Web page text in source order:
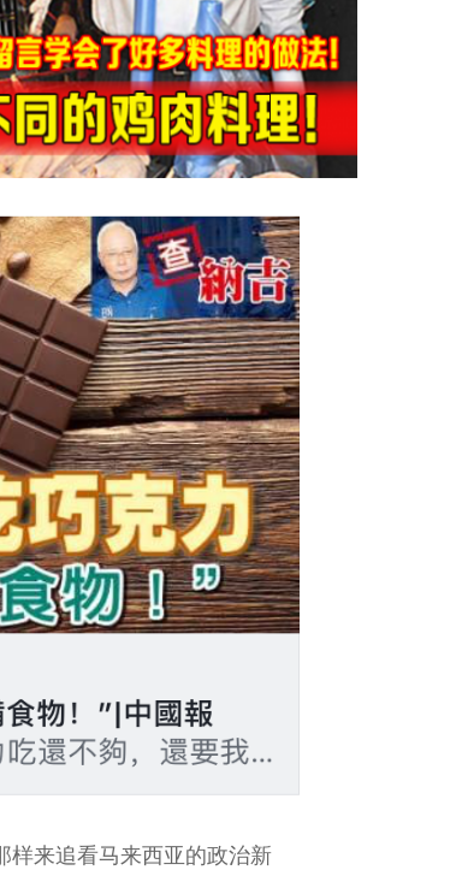
样来追看马来西亚的政治新